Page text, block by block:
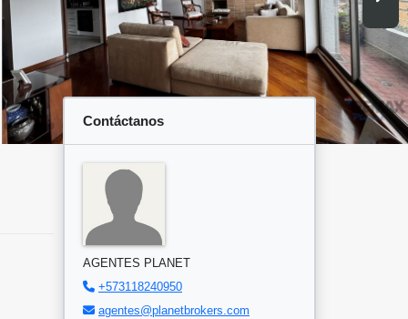
Contáctanos
AGENTES PLANET
+573118240950
agentes@planetbrokers.com